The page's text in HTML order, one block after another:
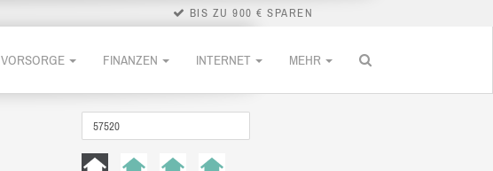
BIS ZU 900 € SPAREN
VORSORGE FINANZEN INTERNET MEHR